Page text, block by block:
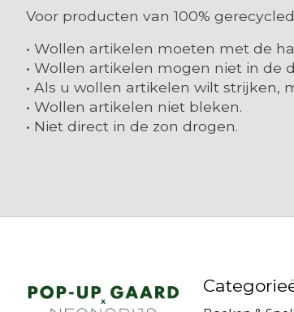
Voor producten van 100%
• Wollen artikelen moeten met de
• Wollen artikelen mogen niet in de
• Als u wollen artikelen wilt strijken,
• Wollen artikelen niet bleken.
• Niet direct in de zon drogen.